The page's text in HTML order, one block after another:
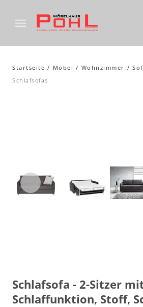
Startseite Möbel Wohnzimmer
Schlafsofas
Schlafsofa - 2-Sitzer
Schlaffunktion, Stoff,